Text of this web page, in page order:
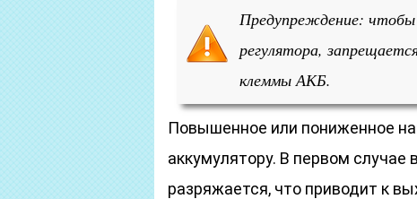
Предупреждение:
регулятора,
клеммы АКБ.
Повышенное или пониженное
аккумулятору. В первом случае
разряжается, что приводит к